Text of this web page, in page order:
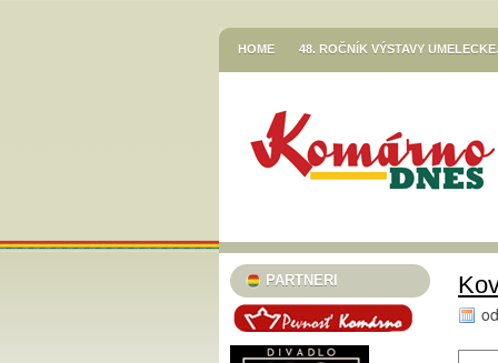
HOME 48. ROČNÍK VÝSTAVY
HOR SA DO RÍŠE ROZPRÁVOK
KNIŽNICA JÓZSEFA SZINNYEIHO V
MESTSKÉ KULTÚRNE STREDISKO V
SZINNYEI SZALON KÚTFESZT / 13.
TURISTICKÁ INFORMAČNÁ KANCELÁRIA
TARICS LORINCZ MARGIT SZINÉSZMÚZEUM
PARTNERI
od